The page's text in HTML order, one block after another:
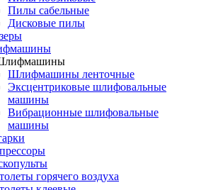
Пилы сабельные
Дисковые пилы
Шлифмашины ленточные
Эксцентриковые шлифовальные
машины
Вибрационные шлифовальные
машины
горячего воздуха